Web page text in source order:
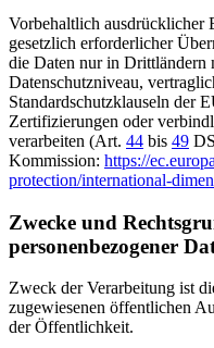
Vorbehaltlich
gesetzlich erforderlicher
die Daten nur in Drittländern
Datenschutzniveau,
Standardschutzklauseln der
Zertifizierungen oder
verarbeiten (Art. 44 bis 49
Kommission: https://
protection/international-
Zwecke und
personenbezogener
Zweck der Verarbeitung ist
zugewiesenen öffentlichen
der Öffentlichkeit.